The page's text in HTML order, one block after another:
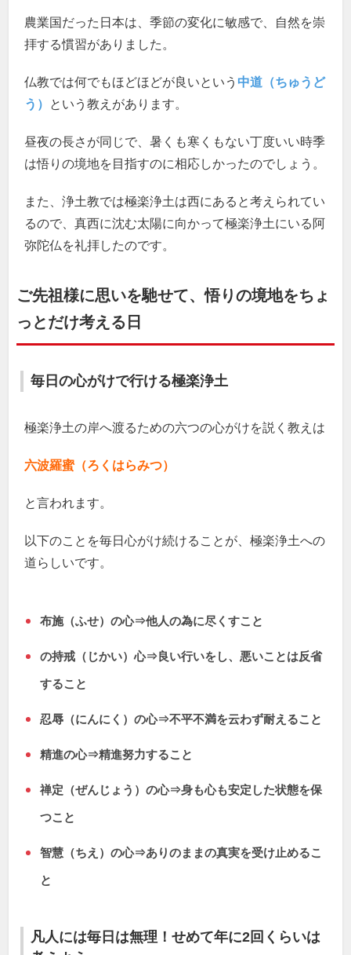
農業国だった日本は、季節の変化に敏感で、自然を崇
拝する慣習がありました。
仏教では何でもほどほどが良いという 中道（ちゅうど
う）
という教えがあります。
昼夜の長さが同じで、暑くも寒くもない丁度いい時季
は悟りの境地を目指すのに相応しかったのでしょう。
また、浄土教では極楽浄土は西にあると考えられてい
るので、真西に沈む太陽に向かって極楽浄土にいる阿
弥陀仏を礼拝したのです。
ご先祖様に思いを馳せて、悟りの境地をちょ
っとだけ考える日
毎日の心がけで行ける極楽浄土
極楽浄土の岸へ渡るための六つの心がけを説く教えは
六波羅蜜（ろくはらみつ）
と言われます。
以下のことを毎日心がけ続けることが、極楽浄土への
道らしいです。
布施（ふせ）の心⇒他人の為に尽くすこと
の持戒（じかい）心⇒良い行いをし、悪いことは反省
すること
忍辱（にんにく）の心⇒不平不満を云わず耐えること
精進の心⇒精進努力すること
禅定（ぜんじょう）の心⇒身も心も安定した状態を保
つこと
智慧（ちえ）の心⇒ありのままの真実を受け止めるこ
と
凡人には毎日は無理！せめて年に2回くらいは